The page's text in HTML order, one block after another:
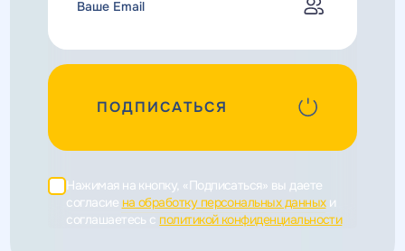
ПОДПИСАТЬСЯ
Нажимая на кнопку, «Подписаться» вы даете
согласие на обработку персональных данныхи
соглашаетесь c политикой конфиденциальности